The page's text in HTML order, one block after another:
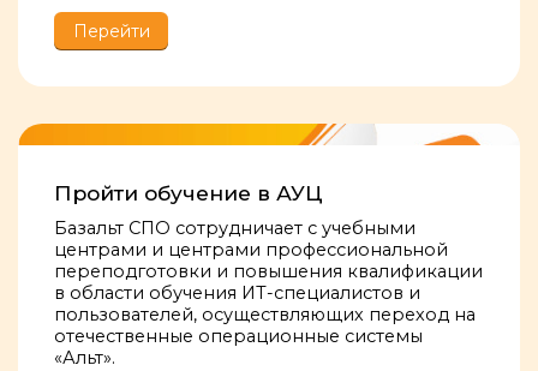
Перейти
Пройти обучение в АУЦ
Базальт СПО сотрудничает с учебными
центрами и центрами профессиональной
переподготовки и повышения квалификации
в области обучения ИТ-специалистов и
пользователей, осуществляющих переход на
отечественные операционные системы
«Альт».